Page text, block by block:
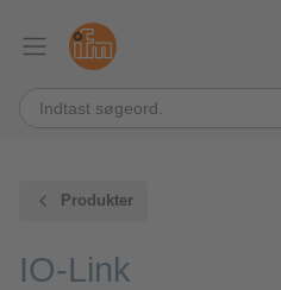
Produkter
IO-Link